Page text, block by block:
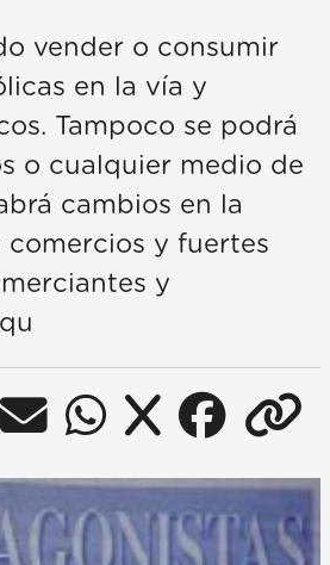
vender o consumir
en la vía y
Tampoco se podrá
o cualquier medio de
cambios en la
y fuertes
y